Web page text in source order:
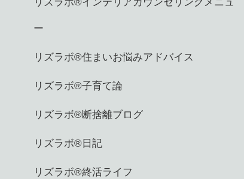
ー
リズラボ®️住まいお悩みアドバイス
リズラボ®️子育て論
リズラボ®️断捨離ブログ
リズラボ®️日記
リズラボ®️終活ライフ